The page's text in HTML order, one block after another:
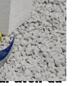
avoir du